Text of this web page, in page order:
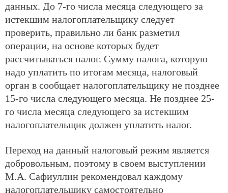
данных. До 7-го числа месяца следующего за
истекшим налогоплательщику следует
проверить, правильно ли банк разметил
операции, на основе которых будет
рассчитываться налог. Сумму налога, которую
надо уплатить по итогам месяца, налоговый
орган в сообщает налогоплательщику не позднее
15-го числа следующего месяца. Не позднее 25-
го числа месяца следующего за истекшим
налогоплательщик должен уплатить налог.
Переход на данный налоговый режим является
добровольным, поэтому в своем выступлении
М.А. Сафиуллин рекомендовал каждому
налогоплательщику самостоятельно